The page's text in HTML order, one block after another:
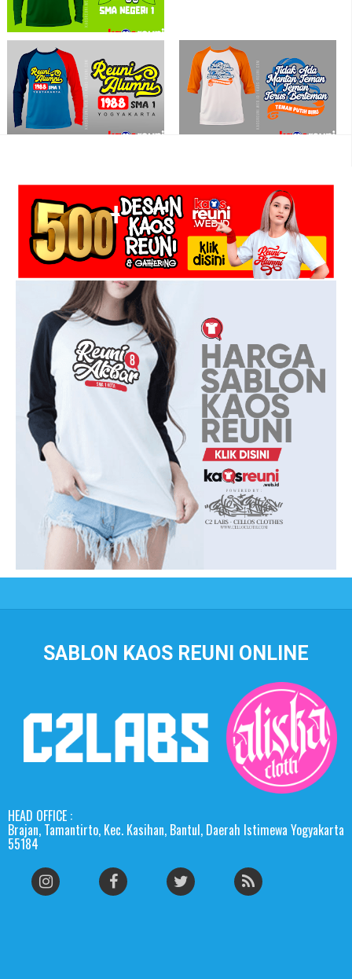
Sablon Kaos Reuni Alumni SMP
Negeri 1 - Kaos Reuni Online
SABLON KAOS REUNI ONLINE
HEAD OFFICE :
Brajan, Tamantirto, Kec. Kasihan, Bantul, Daerah Istimewa Yogyakarta
55184